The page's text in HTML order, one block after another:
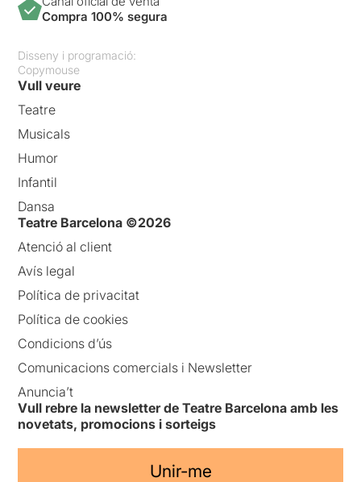
Compra 100% segura
Disseny i programació:
Copymouse
Vull veure
Teatre
Musicals
Humor
Infantil
Dansa
Teatre Barcelona ©2026
Atenció al client
Avís legal
Política de privacitat
Política de cookies
Condicions d’ús
Comunicacions comercials i Newsletter
Anuncia’t
Vull rebre la newsletter de Teatre Barcelona amb les
novetats, promocions i sorteigs
Unir-me